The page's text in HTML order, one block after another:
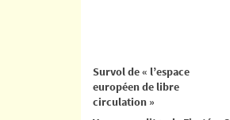
Survol de « l’espace
européen de libre
circulation »